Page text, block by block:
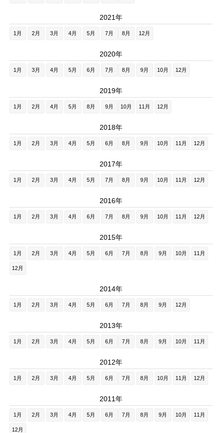
2021年
1月 2月 3月 4月 5月 7月 8月 12月
2020年
1月 3月 4月 5月 6月 7月 8月 9月 10月 12月
2019年
1月 2月 4月 5月 8月 9月 10月 11月 12月
2018年
1月 2月 3月 4月 5月 6月 8月 9月 10月 11月 12月
2017年
1月 2月 3月 4月 5月 7月 8月 9月 10月 11月 12月
2016年
1月 2月 3月 4月 6月 7月 8月 9月 10月 11月 12月
2015年
1月 2月 3月 4月 5月 6月 7月 8月 9月 10月 11月
12月
2014年
1月 2月 3月 4月 5月 6月 7月 8月 9月 12月
2013年
1月 2月 3月 4月 5月 6月 7月 8月 9月 10月 11月
2012年
1月 2月 3月 4月 5月 6月 7月 8月 10月 11月 12月
2011年
1月 2月 3月 4月 5月 6月 7月 8月 9月 10月 11月
12月